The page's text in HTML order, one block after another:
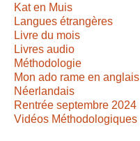
Kat en Muis
Langues étrangères
Livre du mois
Livres audio
Méthodologie
Mon ado rame en anglais
Néerlandais
Rentrée septembre 2024
Vidéos Méthodologiques